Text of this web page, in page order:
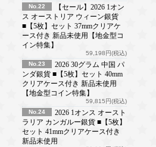
No.22
【セール】2026 1オン
ス オーストリア ウィーン銀貨
■【5枚】セット 37mmクリアケ
ース付き 新品未使用【地金型コ
イン特集】
59,198円(税込)
No.23
2026 30グラム 中国 パ
ンダ銀貨 ■【5枚】セット 40mm
クリアケース付き 新品未使用
【地金型コイン特集】
59,815円(税込)
No.24
2026 1オンス オースト
ラリア カンガルー銀貨 ■【5枚】
セット 41mmクリアケース付き
新品未使用